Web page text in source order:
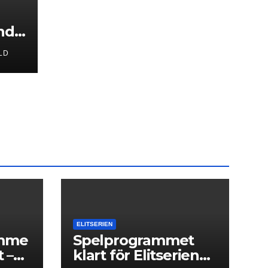
i
–
ELITSERIEN
Spelprogrammet
klart för Elitserien